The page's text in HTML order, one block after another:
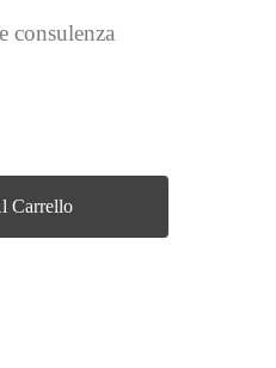
consulenza
Carrello